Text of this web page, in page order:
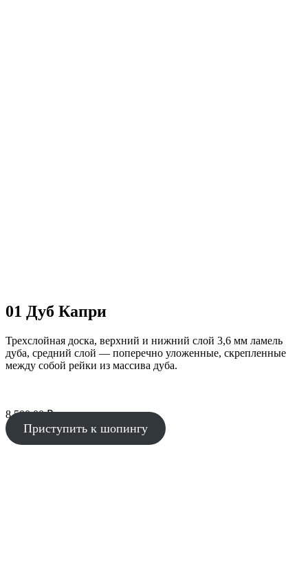
01 Дуб Капри
Трехслойная доска, верхний и нижний слой 3,6 мм ламель
дуба, средний слой — поперечно уложенные, скрепленные
между собой рейки из массива дуба.
8 500.00₽
Приступить к шопингу